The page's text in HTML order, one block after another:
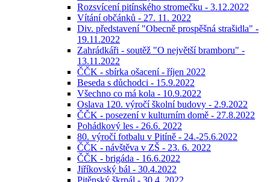
Rozsvícení pitínského stromečku - 3.12.2022
Vítání občánků - 27. 11. 2022
Div. představení "Obecně prospěšná strašidla" -
19.11.2022
Zahrádkáři - soutěž "O největší bramboru" -
13.11.2022
ČČK - sbírka ošacení - říjen 2022
Beseda s důchodci - 15.9.2022
Všechno co má kola - 10.9.2022
Oslava 120. výročí školní budovy - 2.9.2022
ČČK - posezení v kulturním domě - 27.8.2022
Pohádkový les - 26.6. 2022
80. výročí fotbalu v Pitíně - 24.-25.6.2022
ČČK - návštěva v ZŠ - 23. 6. 2022
ČČK - brigáda - 16.6.2022
Jiříkovský bál - 30.4.2022
Pitěnský škrpál - 30.4. 2022